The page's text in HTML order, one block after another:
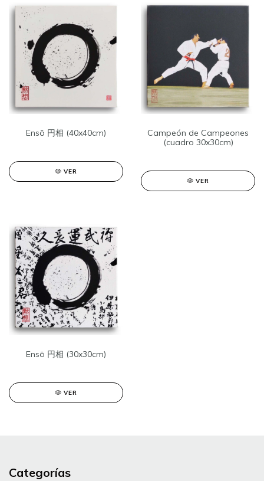
Ensō 円相 (40x40cm)
VER
Campeón de Campeones
(cuadro 30x30cm)
VER
Ensō 円相 (30x30cm)
VER
Categorías